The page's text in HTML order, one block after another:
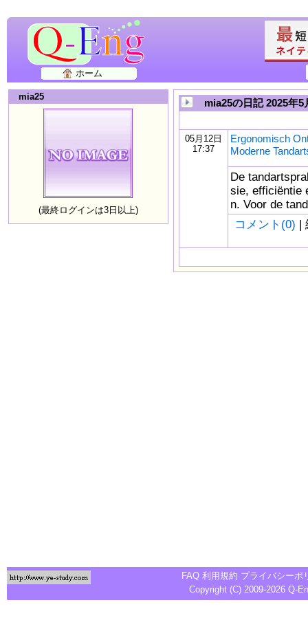
ホーム
mia25
(最終ログインは3日以上)
mia25の日記 2025年5
05月12日
17:37
Ergonomisch
Moderne
De
sie, efficiëntie
n. Voor de
コメント(0) |
FAQ 利用規約 プライバシーポ
Copyright (C) 2009-2026 Q-